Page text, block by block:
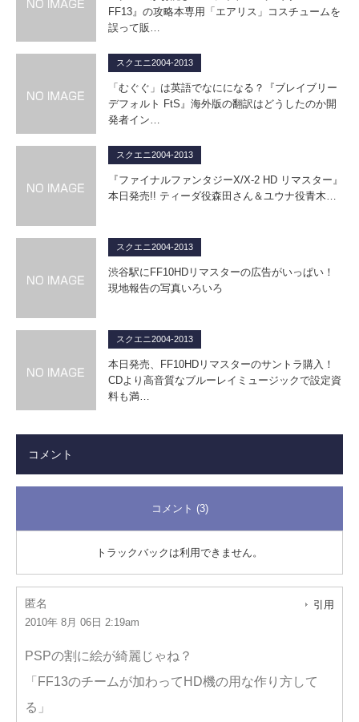
FF13』の攻略本専用「エアリス」コスチュームを
誤って販…
スクエニ2004-2013
「むぐぐ」は英語でなにになる？『ブレイブリー
デフォルト FtS』海外版の翻訳はどうしたのか開
発者イン…
スクエニ2004-2013
『ファイナルファンタジーX/X-2 HD リマスター』
本日発売!! ティーダ役森田さん＆ユウナ役青木…
スクエニ2004-2013
渋谷駅にFF10HDリマスターの広告がいっぱい！
現地報告の写真いろいろ
スクエニ2004-2013
本日発売、FF10HDリマスターのサントラ購入！
CDより高音質なブルーレイミュージックで設定資
料も満…
コメント
コメント (3)
トラックバックは利用できません。
匿名
2010年 8月 06日 2:19am
引用
PSPの割に絵が綺麗じゃね？
「FF13のチームが加わってHD機の用な作り方して
る」